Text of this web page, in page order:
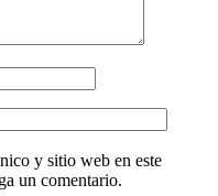
y sitio web en este
un comentario.